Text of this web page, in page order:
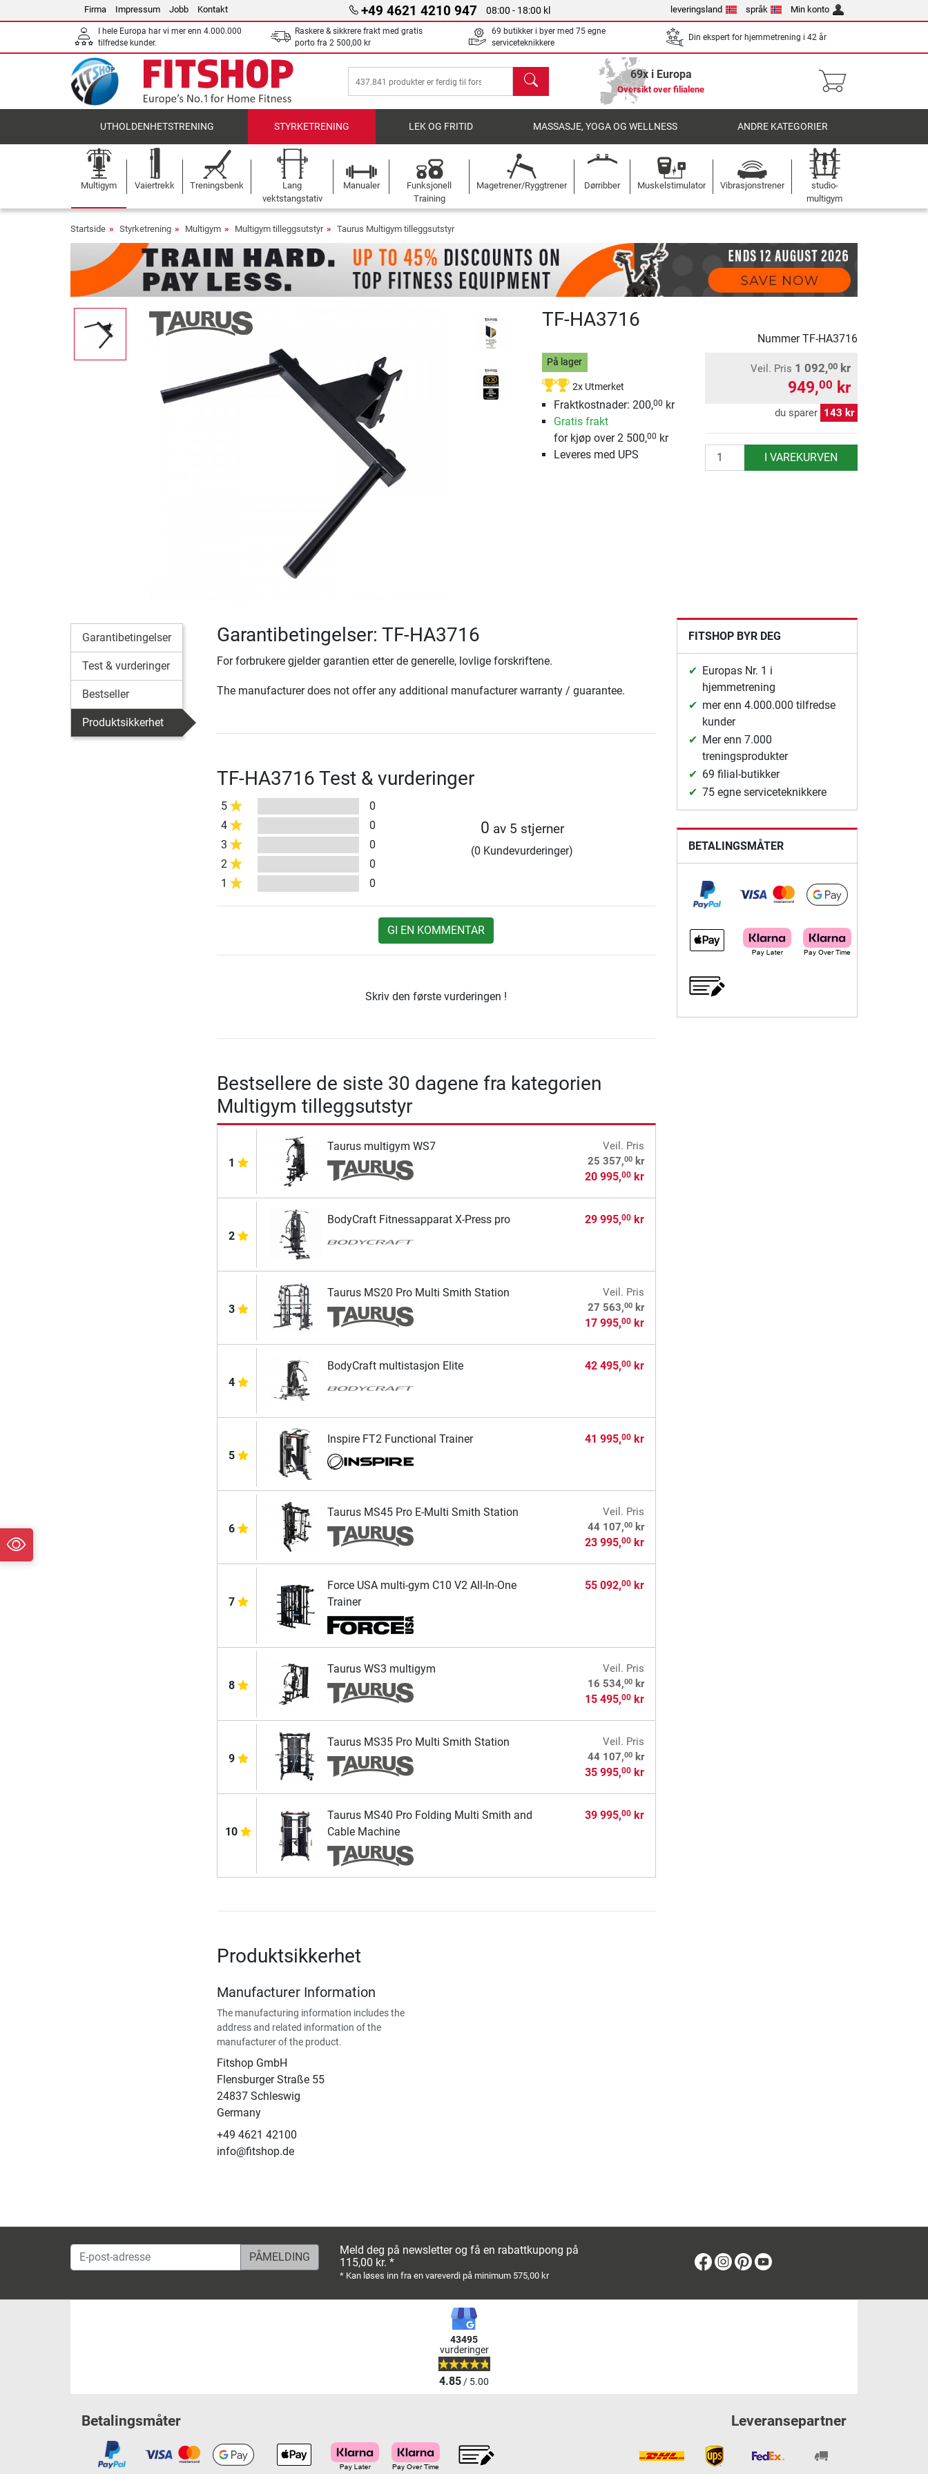
Firma Impressum Jobb Kontakt +49 4621 4210 947 08:00 - 18:00 kl leveringsland språk Min konto
I hele Europa har vi mer enn 4.000.000
tilfredse kunder.
Raskere & sikkrere frakt med gratis
porto fra 2 500,00 kr
69 butikker i byer med 75 egne
serviceteknikkere
Din ekspert for hjemmetrening i 42 år
søk 69x i Europa
Oversikt over filialene
UTHOLDENHETSTRENING STYRKETRENING LEK OG FRITID MASSASJE, YOGA OG WELLNESS ANDRE KATEGORIER
Multigym Vaiertrekk Treningsbenk
Lang
vektstangstativ
Manualer
Funksjonell
Training
Magetrener/Ryggtrener Dørribber Muskelstimulator Vibrasjonstrener
studio-
multigym
Startside Styrketrening Multigym Multigym tilleggsutstyr Taurus Multigym tilleggsutstyr
TF-HA3716
NummerTF-HA3716
På lager
2x Utmerket
Fraktkostnader: 200,00 kr
Gratis frakt
for kjøp over 2 500,00 kr
Leveres med UPS
Veil. Pris 1 092,00 kr
949,00 kr
du sparer 143 kr
antall I VAREKURVEN
Garantibetingelser
Test & vurderinger
Bestseller
Produktsikkerhet
Garantibetingelser: TF-HA3716
For forbrukere gjelder garantien etter de generelle, lovlige forskriftene.
The manufacturer does not offer any additional manufacturer warranty / guarantee.
TF-HA3716 Test & vurderinger
5
0
4
0
3
0
2
0
1
0
0 av 5 stjerner
(0 Kundevurderinger)
GI EN KOMMENTAR
Skriv den første vurderingen !
Bestsellere de siste 30 dagene fra kategorien
Multigym tilleggsutstyr
1
Taurus multigym WS7
Veil. Pris
25 357,00 kr
20 995,00 kr
2
BodyCraft Fitnessapparat X-Press pro 29 995,00 kr
3
Taurus MS20 Pro Multi Smith Station
Veil. Pris
27 563,00 kr
17 995,00 kr
4
BodyCraft multistasjon Elite 42 495,00 kr
5
Inspire FT2 Functional Trainer 41 995,00 kr
6
Taurus MS45 Pro E-Multi Smith Station
Veil. Pris
44 107,00 kr
23 995,00 kr
7
Force USA multi-gym C10 V2 All-In-One
Trainer
55 092,00 kr
8
Taurus WS3 multigym
Veil. Pris
16 534,00 kr
15 495,00 kr
9
Taurus MS35 Pro Multi Smith Station
Veil. Pris
44 107,00 kr
35 995,00 kr
10
Taurus MS40 Pro Folding Multi Smith and
Cable Machine
39 995,00 kr
Produktsikkerhet
Manufacturer Information
The manufacturing information includes the
address and related information of the
manufacturer of the product.
Fitshop GmbH
Flensburger Straße 55
24837 Schleswig
Germany
+49 4621 42100
info@fitshop.de
FITSHOP BYR DEG
Europas Nr. 1 i
hjemmetrening
mer enn 4.000.000 tilfredse
kunder
Mer enn 7.000
treningsprodukter
69 filial-butikker
75 egne serviceteknikkere
BETALINGSMÅTER
E-post-adresse
Meld deg på newsletter og få en rabattkupong på
115,00 kr. *
* Kan løses inn fra en vareverdi på minimum 575,00 kr
Facebook
Instagram
Pinterest
43495
vurderinger
4.85/ 5.00
Betalingsmåter Leveransepartner